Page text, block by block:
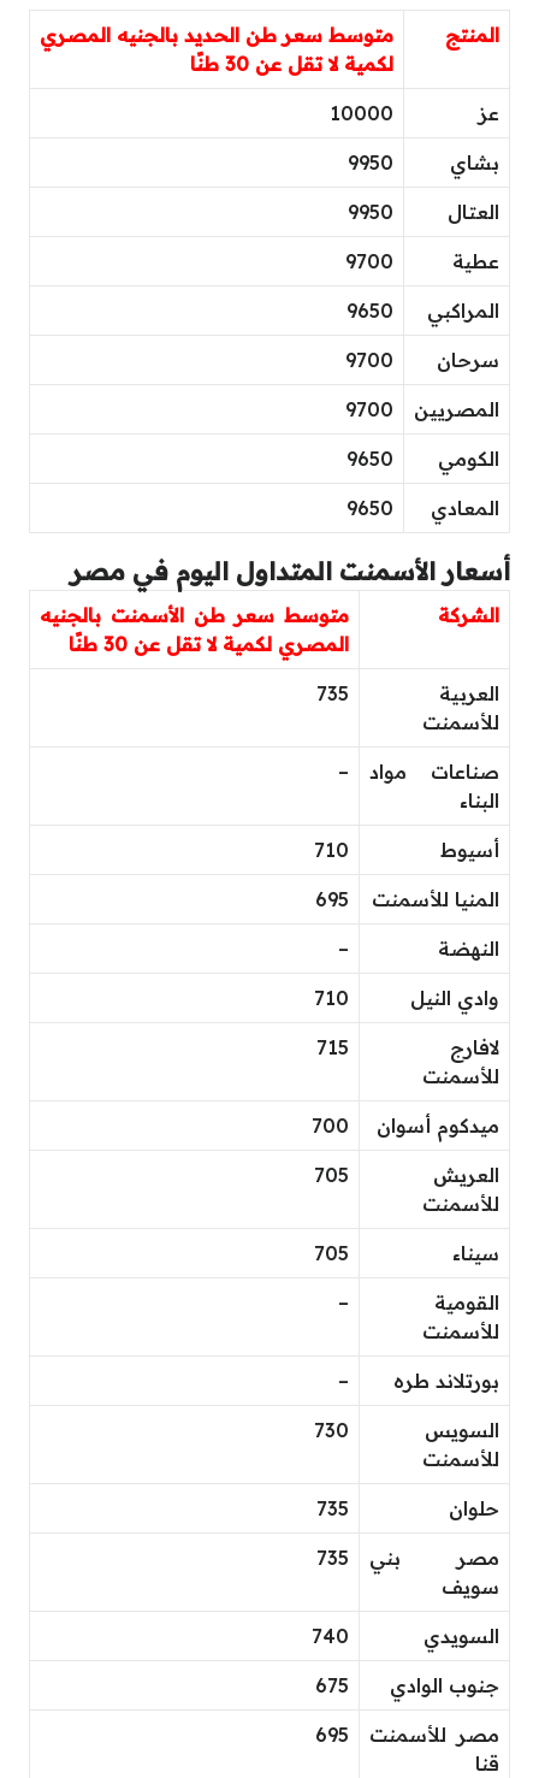
المنتج
متوسط سعر طن الحديد بالجنيه المصري
لكمية لا تقل عن 30 طنًا
عز 10000
بشاي 9950
العتال 9950
عطية 9700
المراكبي 9650
سرحان 9700
المصريين 9700
الكومي 9650
المعادي 9650
أسعار الأسمنت المتداول اليوم في مصر
الشركة
متوسط سعر طن الأسمنت بالجنيه
المصري لكمية لا تقل عن 30 طنًا
العربية
للأسمنت
735
صناعات مواد
البناء
–
أسيوط 710
المنيا للأسمنت 695
النهضة –
وادي النيل 710
لافارج
للأسمنت
715
ميدكوم أسوان 700
العريش
للأسمنت
705
سيناء 705
القومية
للأسمنت
–
بورتلاند طره –
السويس
للأسمنت
730
حلوان 735
مصر بني
سويف
735
السويدي 740
جنوب الوادي 675
مصر للأسمنت
قنا
695